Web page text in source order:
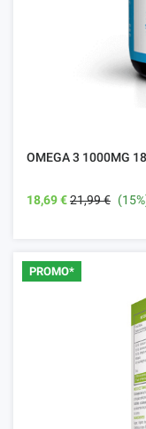
OMEGA 3 1000MG
18,69 €21,99 €
PROMO*